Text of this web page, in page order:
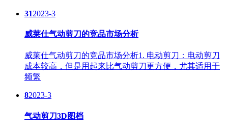
312023-3
威莱仕气动剪刀的竞品市场分析
威莱仕气动剪刀的竞品市场分析1. 电动剪刀：电动剪刀
成本较高，但是用起来比气动剪刀更方便，尤其适用于
频繁
82023-3
气动剪刀3D图档